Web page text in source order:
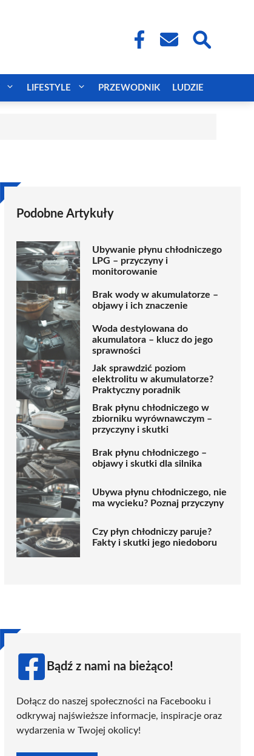
LIFESTYLE PRZEWODNIK LUDZIE
Podobne Artykuły
Ubywanie płynu chłodniczego
LPG – przyczyny i
monitorowanie
Brak wody w akumulatorze –
objawy i ich znaczenie
Woda destylowana do
akumulatora – klucz do jego
sprawności
Jak sprawdzić poziom
elektrolitu w akumulatorze?
Praktyczny poradnik
Brak płynu chłodniczego w
zbiorniku wyrównawczym –
przyczyny i skutki
Brak płynu chłodniczego –
objawy i skutki dla silnika
Ubywa płynu chłodniczego, nie
ma wycieku? Poznaj przyczyny
Czy płyn chłodniczy paruje?
Fakty i skutki jego niedoboru
Bądź z nami na bieżąco!
Dołącz do naszej społeczności na Facebooku i
odkrywaj najświeższe informacje, inspiracje oraz
wydarzenia w Twojej okolicy!